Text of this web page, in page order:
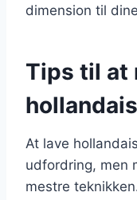
dimension til
Tips til at
At lave
udfordring, men
mestre